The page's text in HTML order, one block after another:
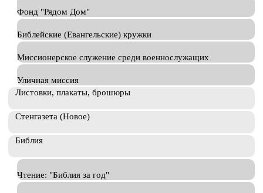
Фонд "Рядом Дом"
Библейские (Евангельские) кружки
Миссионерское служение среди военнослужащих
Уличная миссия
Листовки, плакаты, брошюры
Стенгазета (Новое)
Библия
Чтение: "Библия за год"